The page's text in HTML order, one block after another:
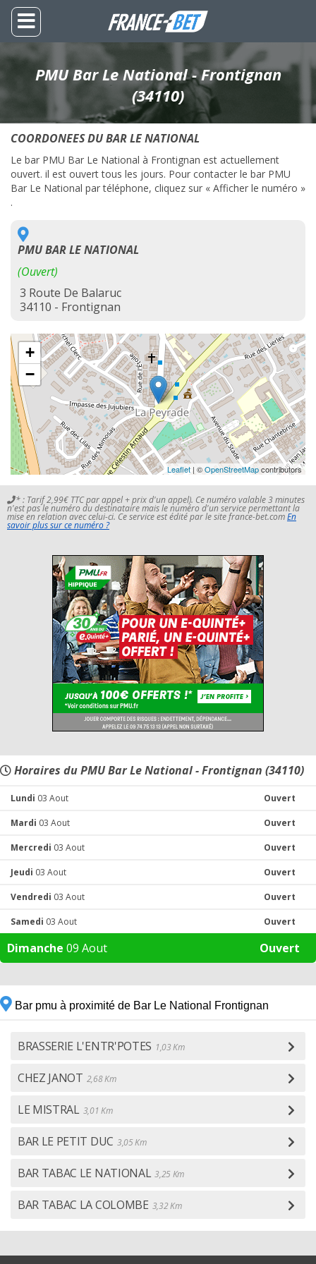
PMU Bar Le National - Frontignan
(34110)
COORDONEES DU BAR LE NATIONAL
Le bar PMU Bar Le National à Frontignan est actuellement
ouvert. il est ouvert tous les jours. Pour contacter le bar PMU
Bar Le National par téléphone, cliquez sur « Afficher le numéro »
.
PMU BAR LE NATIONAL
(Ouvert)
3 Route De Balaruc
34110 - Frontignan
+
−
Leaflet | ©OpenStreetMapcontributors
* : Tarif 2,99€ TTC par appel + prix d'un appel). Ce numéro valable 3 minutes
n'est pas le numéro du destinataire mais le numéro d'un service permettant la
mise en relation avec celui-ci. Ce service est édité par le site france-bet.comEn
savoir plus sur ce numéro ?
Horaires du PMU Bar Le National - Frontignan (34110)
Lundi 03 Aout Ouvert
Mardi 03 Aout Ouvert
Mercredi 03 Aout Ouvert
Jeudi 03 Aout Ouvert
Vendredi 03 Aout Ouvert
Samedi 03 Aout Ouvert
Dimanche 09 Aout Ouvert
Bar pmu à proximité de Bar Le National Frontignan
BRASSERIE L'ENTR'POTES 1,03 Km
CHEZ JANOT 2,68 Km
LE MISTRAL 3,01 Km
BAR LE PETIT DUC 3,05 Km
BAR TABAC LE NATIONAL 3,25 Km
BAR TABAC LA COLOMBE 3,32 Km